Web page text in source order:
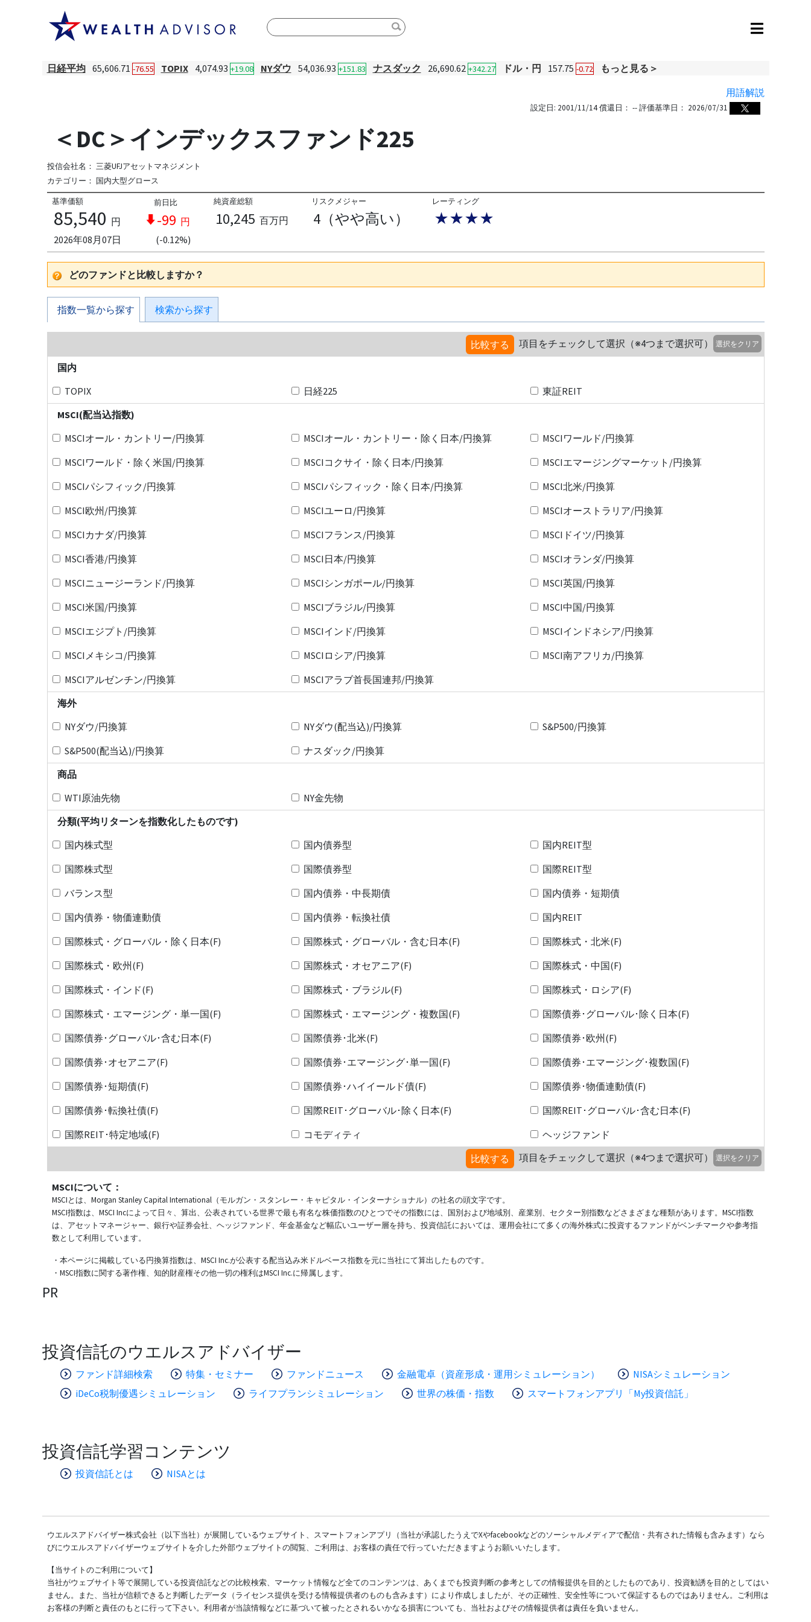
日経平均 65,606.71 -76.55 TOPIX 4,074.93 +19.08 NYダウ 54,036.93 +151.83 ナスダック 26,690.62 +342.27 ドル・円 157.75 -0.72
もっと見る＞
用語解説
設定日: 2001/11/14 償還日： -- 評価基準日： 2026/07/31
＜DC＞インデックスファンド225
投信会社名： 三菱UFJアセットマネジメント
カテゴリー： 国内大型グロース
基準価額
85,540 円
2026年08月07日
前日比
-99 円
(-0.12%)
純資産総額
10,245 百万円
リスクメジャー
4（やや高い）
レーティング
★★★★
どのファンドと比較しますか？
指数一覧から探す 検索から探す
比較する 項目をチェックして選択（※4つまで選択可） 選択をクリア
国内
TOPIX
日経225
東証REIT
MSCI(配当込指数)
MSCIオール・カントリー/円換算
MSCIオール・カントリー・除く日本/円換算
MSCIワールド/円換算
MSCIワールド・除く米国/円換算
MSCIコクサイ・除く日本/円換算
MSCIエマージングマーケット/円換算
MSCIパシフィック/円換算
MSCIパシフィック・除く日本/円換算
MSCI北米/円換算
MSCI欧州/円換算
MSCIユーロ/円換算
MSCIオーストラリア/円換算
MSCIカナダ/円換算
MSCIフランス/円換算
MSCIドイツ/円換算
MSCI香港/円換算
MSCI日本/円換算
MSCIオランダ/円換算
MSCIニュージーランド/円換算
MSCIシンガポール/円換算
MSCI英国/円換算
MSCI米国/円換算
MSCIブラジル/円換算
MSCI中国/円換算
MSCIエジプト/円換算
MSCIインド/円換算
MSCIインドネシア/円換算
MSCIメキシコ/円換算
MSCIロシア/円換算
MSCI南アフリカ/円換算
MSCIアルゼンチン/円換算
MSCIアラブ首長国連邦/円換算
海外
NYダウ/円換算
NYダウ(配当込)/円換算
S&P500/円換算
S&P500(配当込)/円換算
ナスダック/円換算
商品
WTI原油先物
NY金先物
分類(平均リターンを指数化したものです)
国内株式型
国内債券型
国内REIT型
国際株式型
国際債券型
国際REIT型
バランス型
国内債券・中長期債
国内債券・短期債
国内債券・物価連動債
国内債券・転換社債
国内REIT
国際株式・グローバル・除く日本(F)
国際株式・グローバル・含む日本(F)
国際株式・北米(F)
国際株式・欧州(F)
国際株式・オセアニア(F)
国際株式・中国(F)
国際株式・インド(F)
国際株式・ブラジル(F)
国際株式・ロシア(F)
国際株式・エマージング・単一国(F)
国際株式・エマージング・複数国(F)
国際債券･グローバル･除く日本(F)
国際債券･グローバル･含む日本(F)
国際債券･北米(F)
国際債券･欧州(F)
国際債券･オセアニア(F)
国際債券･エマージング･単一国(F)
国際債券･エマージング･複数国(F)
国際債券･短期債(F)
国際債券･ハイイールド債(F)
国際債券･物価連動債(F)
国際債券･転換社債(F)
国際REIT･グローバル･除く日本(F)
国際REIT･グローバル･含む日本(F)
国際REIT･特定地域(F)
コモディティ
ヘッジファンド
比較する
項目をチェックして選択（※4つまで選択可） 選択をクリア
MSCIについて：
MSCIとは、Morgan Stanley Capital International（モルガン・スタンレー・キャピタル・インターナショナル）の社名の頭文字です。
MSCI指数は、MSCI Incによって日々、算出、公表されている世界で最も有名な株価指数のひとつでその指数には、国別および地域別、産業別、セクター別指数などさまざまな種類があります。MSCI指数
は、アセットマネージャー、銀行や証券会社、ヘッジファンド、年金基金など幅広いユーザー層を持ち、投資信託においては、運用会社にて多くの海外株式に投資するファンドがベンチマークや参考指
数として利用しています。
・本ページに掲載している円換算指数は、MSCI Inc.が公表する配当込み米ドルベース指数を元に当社にて算出したものです。
・MSCI指数に関する著作権、知的財産権その他一切の権利はMSCI Inc.に帰属します。
PR
投資信託のウエルスアドバイザー
ファンド詳細検索 特集・セミナー ファンドニュース 金融電卓（資産形成・運用シミュレーション）
NISAシミュレーション
iDeCo税制優遇シミュレーション
ライフプランシミュレーション 世界の株価・指数 スマートフォンアプリ「My投資信託」
投資信託学習コンテンツ
投資信託とは NISAとは
ウエルスアドバイザー株式会社（以下当社）が展開しているウェブサイト、スマートフォンアプリ（当社が承認したうえでXやfacebookなどのソーシャルメディアで配信・共有された情報も含みます）なら
びにウエルスアドバイザーウェブサイトを介した外部ウェブサイトの閲覧、ご利用は、お客様の責任で行っていただきますようお願いいたします。
【当サイトのご利用について】
当社がウェブサイト等で展開している投資信託などの比較検索、マーケット情報など全てのコンテンツは、あくまでも投資判断の参考としての情報提供を目的としたものであり、投資勧誘を目的としてはい
ません。また、当社が信頼できると判断したデータ（ライセンス提供を受ける情報提供者のものも含みます）により作成しましたが、その正確性、安全性等について保証するものではありません。ご利用は
お客様の判断と責任のもとに行って下さい。利用者が当該情報などに基づいて被ったとされるいかなる損害についても、当社およびその情報提供者は責任を負いません。